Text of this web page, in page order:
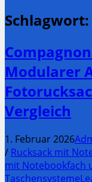
Schlagwort:
Modularer
Vergleich
1. Februar 2026
/ Rucksack mit
mit Notebookfach
Taschensysteme